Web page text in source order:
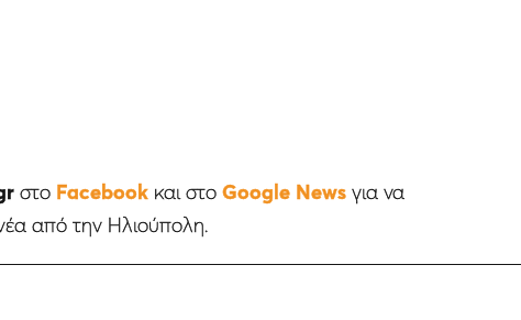
στο Facebookκαι στο Google Newsγια να
από την Ηλιούπολη.